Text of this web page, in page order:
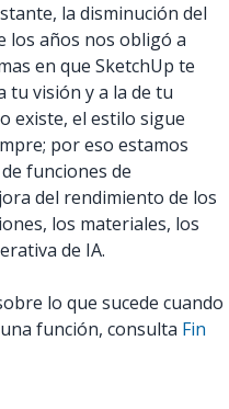
la disminución del
los años nos obligó a
en que SketchUp te
tu visión y a la de tu
existe, el estilo sigue
por eso estamos
funciones de
del rendimiento de los
los materiales, los
de IA.
lo que sucede cuando
función, consulta Fin